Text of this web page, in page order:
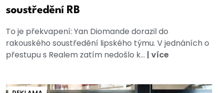
soustředění RB
To je překvapení: Yan Diomande dorazil do
rakouského soustředění lipského týmu. V jednáních o
přestupu s Realem zatím nedošlo k... | více